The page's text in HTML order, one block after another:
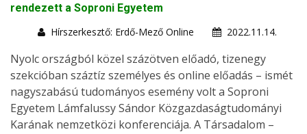
rendezett a Soproni Egyetem
Hírszerkesztő: Erdő-Mező Online
2022.11.14.
Nyolc országból közel százötven előadó, tizenegy
szekcióban száztíz személyes és online előadás – ismét
nagyszabású tudományos esemény volt a Soproni
Egyetem Lámfalussy Sándor Közgazdaságtudományi
Karának nemzetközi konferenciája. A Társadalom –